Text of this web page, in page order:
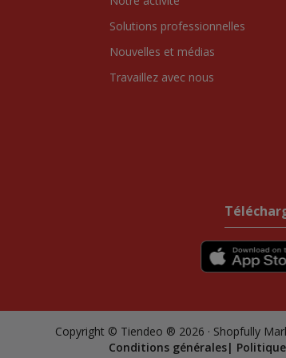
Solutions professionnelles
Nouvelles et médias
Travaillez avec nous
Copyright © Tiendeo ® 2026 · Shopfully
Conditions générales